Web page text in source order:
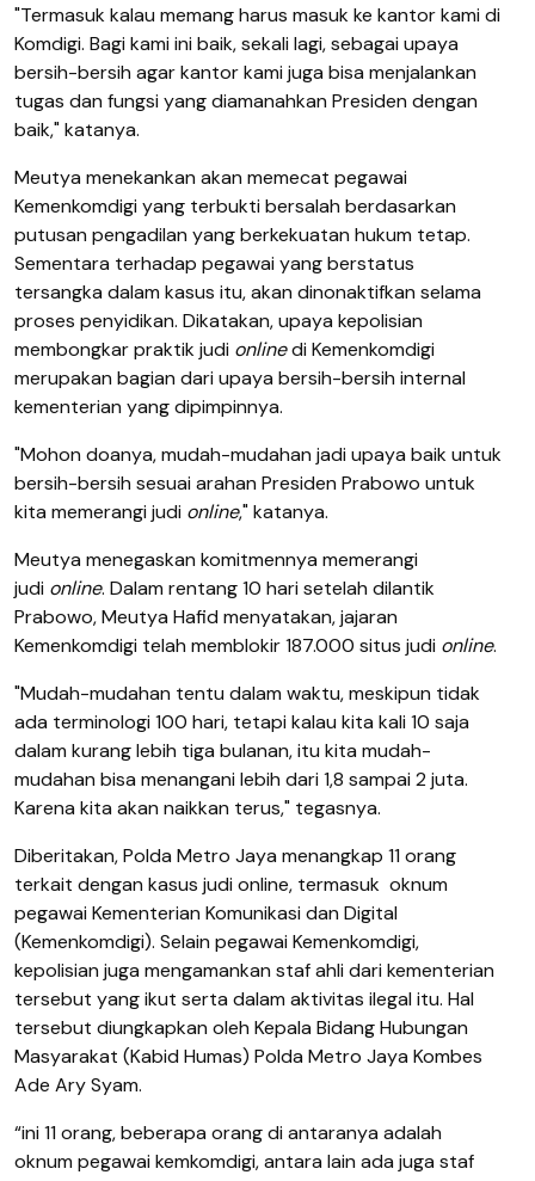
"Termasuk kalau memang harus masuk ke kantor kami di
Komdigi. Bagi kami ini baik, sekali lagi, sebagai upaya
bersih-bersih agar kantor kami juga bisa menjalankan
tugas dan fungsi yang diamanahkan Presiden dengan
baik," katanya.
Meutya menekankan akan memecat pegawai
Kemenkomdigi yang terbukti bersalah berdasarkan
putusan pengadilan yang berkekuatan hukum tetap.
Sementara terhadap pegawai yang berstatus
tersangka dalam kasus itu, akan dinonaktifkan selama
proses penyidikan. Dikatakan, upaya kepolisian
membongkar praktik judi onlinedi Kemenkomdigi
merupakan bagian dari upaya bersih-bersih internal
kementerian yang dipimpinnya.
"Mohon doanya, mudah-mudahan jadi upaya baik untuk
bersih-bersih sesuai arahan Presiden Prabowo untuk
kita memerangi judi online," katanya.
Meutya menegaskan komitmennya memerangi
judi online. Dalam rentang 10 hari setelah dilantik
Prabowo, Meutya Hafid menyatakan, jajaran
Kemenkomdigi telah memblokir 187.000 situs judi online.
"Mudah-mudahan tentu dalam waktu, meskipun tidak
ada terminologi 100 hari, tetapi kalau kita kali 10 saja
dalam kurang lebih tiga bulanan, itu kita mudah-
mudahan bisa menangani lebih dari 1,8 sampai 2 juta.
Karena kita akan naikkan terus," tegasnya.
Diberitakan, Polda Metro Jaya menangkap 11 orang
terkait dengan kasus judi online, termasuk oknum
pegawai Kementerian Komunikasi dan Digital
(Kemenkomdigi). Selain pegawai Kemenkomdigi,
kepolisian juga mengamankan staf ahli dari kementerian
tersebut yang ikut serta dalam aktivitas ilegal itu. Hal
tersebut diungkapkan oleh Kepala Bidang Hubungan
Masyarakat (Kabid Humas) Polda Metro Jaya Kombes
Ade Ary Syam.
“ini 11 orang, beberapa orang di antaranya adalah
oknum pegawai kemkomdigi, antara lain ada juga staf